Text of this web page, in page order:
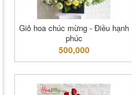
Giỏ hoa chúc mừng - Điều hạnh
phúc
500,000